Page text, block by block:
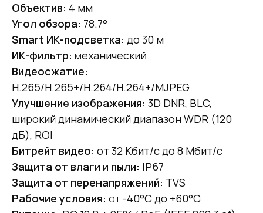
Объектив: 4 мм
Угол обзора: 78.7°
Smart ИК-подсветка: до 30 м
ИК-фильтр: механический
Видеосжатие:
H.265/H.265+/H.264/H.264+/MJPEG
Улучшение изображения: 3D DNR, BLC,
широкий динамический диапазон WDR (120
дБ), ROI
Битрейт видео: от 32 Кбит/с до 8 Мбит/с
Защита от влаги и пыли: IP67
Защита от перенапряжений: TVS
Рабочие условия: от -40°C до +60°C